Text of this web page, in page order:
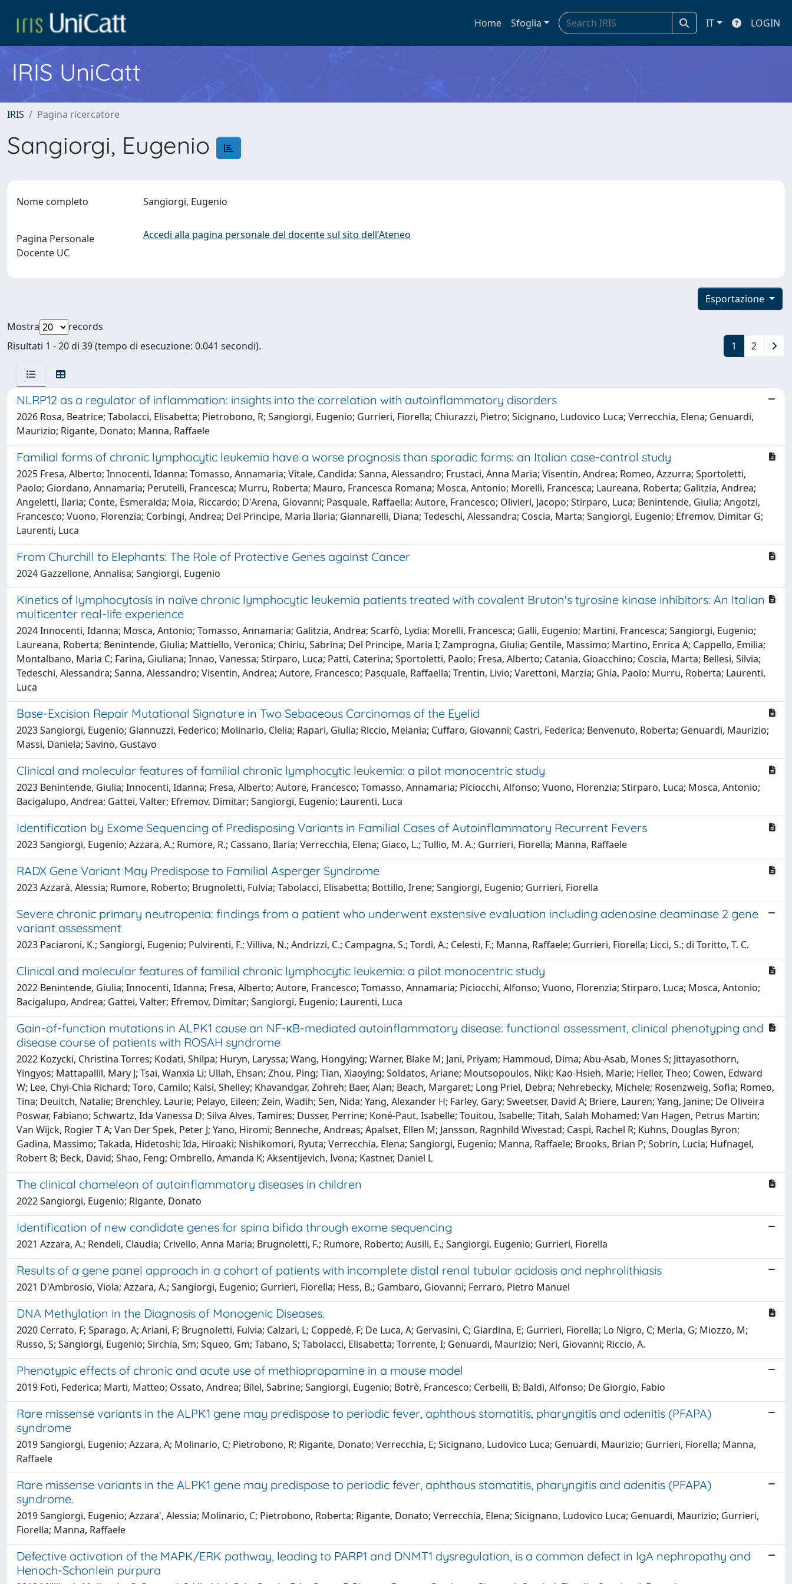
Home Sfoglia IT LOGIN
IRIS UniCatt
IRIS Pagina ricercatore
Sangiorgi, Eugenio
Nome completo Sangiorgi, Eugenio
Pagina Personale
Docente UC
Accedi alla pagina personale del docente sul sito dell'Ateneo
Esportazione
Mostra
records
Risultati 1 - 20 di 39 (tempo di esecuzione: 0.041 secondi).
1 2
NLRP12 as a regulator of inflammation: insights into the correlation with autoinflammatory disorders
2026 Rosa, Beatrice; Tabolacci, Elisabetta; Pietrobono, R; Sangiorgi, Eugenio; Gurrieri, Fiorella; Chiurazzi, Pietro; Sicignano, Ludovico Luca; Verrecchia, Elena; Genuardi,
Maurizio; Rigante, Donato; Manna, Raffaele
Familial forms of chronic lymphocytic leukemia have a worse prognosis than sporadic forms: an Italian case-control study
2025 Fresa, Alberto; Innocenti, Idanna; Tomasso, Annamaria; Vitale, Candida; Sanna, Alessandro; Frustaci, Anna Maria; Visentin, Andrea; Romeo, Azzurra; Sportoletti,
Paolo; Giordano, Annamaria; Perutelli, Francesca; Murru, Roberta; Mauro, Francesca Romana; Mosca, Antonio; Morelli, Francesca; Laureana, Roberta; Galitzia, Andrea;
Angeletti, Ilaria; Conte, Esmeralda; Moia, Riccardo; D'Arena, Giovanni; Pasquale, Raffaella; Autore, Francesco; Olivieri, Jacopo; Stirparo, Luca; Benintende, Giulia; Angotzi,
Francesco; Vuono, Florenzia; Corbingi, Andrea; Del Principe, Maria Ilaria; Giannarelli, Diana; Tedeschi, Alessandra; Coscia, Marta; Sangiorgi, Eugenio; Efremov, Dimitar G;
Laurenti, Luca
From Churchill to Elephants: The Role of Protective Genes against Cancer
2024 Gazzellone, Annalisa; Sangiorgi, Eugenio
Kinetics of lymphocytosis in naïve chronic lymphocytic leukemia patients treated with covalent Bruton's tyrosine kinase inhibitors: An Italian
multicenter real-life experience
2024 Innocenti, Idanna; Mosca, Antonio; Tomasso, Annamaria; Galitzia, Andrea; Scarfò, Lydia; Morelli, Francesca; Galli, Eugenio; Martini, Francesca; Sangiorgi, Eugenio;
Laureana, Roberta; Benintende, Giulia; Mattiello, Veronica; Chiriu, Sabrina; Del Principe, Maria I; Zamprogna, Giulia; Gentile, Massimo; Martino, Enrica A; Cappello, Emilia;
Montalbano, Maria C; Farina, Giuliana; Innao, Vanessa; Stirparo, Luca; Patti, Caterina; Sportoletti, Paolo; Fresa, Alberto; Catania, Gioacchino; Coscia, Marta; Bellesi, Silvia;
Tedeschi, Alessandra; Sanna, Alessandro; Visentin, Andrea; Autore, Francesco; Pasquale, Raffaella; Trentin, Livio; Varettoni, Marzia; Ghia, Paolo; Murru, Roberta; Laurenti,
Luca
Base-Excision Repair Mutational Signature in Two Sebaceous Carcinomas of the Eyelid
2023 Sangiorgi, Eugenio; Giannuzzi, Federico; Molinario, Clelia; Rapari, Giulia; Riccio, Melania; Cuffaro, Giovanni; Castri, Federica; Benvenuto, Roberta; Genuardi, Maurizio;
Massi, Daniela; Savino, Gustavo
Clinical and molecular features of familial chronic lymphocytic leukemia: a pilot monocentric study
2023 Benintende, Giulia; Innocenti, Idanna; Fresa, Alberto; Autore, Francesco; Tomasso, Annamaria; Piciocchi, Alfonso; Vuono, Florenzia; Stirparo, Luca; Mosca, Antonio;
Bacigalupo, Andrea; Gattei, Valter; Efremov, Dimitar; Sangiorgi, Eugenio; Laurenti, Luca
Identification by Exome Sequencing of Predisposing Variants in Familial Cases of Autoinflammatory Recurrent Fevers
2023 Sangiorgi, Eugenio; Azzara, A.; Rumore, R.; Cassano, Ilaria; Verrecchia, Elena; Giaco, L.; Tullio, M. A.; Gurrieri, Fiorella; Manna, Raffaele
RADX Gene Variant May Predispose to Familial Asperger Syndrome
2023 Azzarà, Alessia; Rumore, Roberto; Brugnoletti, Fulvia; Tabolacci, Elisabetta; Bottillo, Irene; Sangiorgi, Eugenio; Gurrieri, Fiorella
Severe chronic primary neutropenia: findings from a patient who underwent exstensive evaluation including adenosine deaminase 2 gene
variant assessment
2023 Paciaroni, K.; Sangiorgi, Eugenio; Pulvirenti, F.; Villiva, N.; Andrizzi, C.; Campagna, S.; Tordi, A.; Celesti, F.; Manna, Raffaele; Gurrieri, Fiorella; Licci, S.; di Toritto, T. C.
Clinical and molecular features of familial chronic lymphocytic leukemia: a pilot monocentric study
2022 Benintende, Giulia; Innocenti, Idanna; Fresa, Alberto; Autore, Francesco; Tomasso, Annamaria; Piciocchi, Alfonso; Vuono, Florenzia; Stirparo, Luca; Mosca, Antonio;
Bacigalupo, Andrea; Gattei, Valter; Efremov, Dimitar; Sangiorgi, Eugenio; Laurenti, Luca
Gain-of-function mutations in ALPK1 cause an NF-κB-mediated autoinflammatory disease: functional assessment, clinical phenotyping and
disease course of patients with ROSAH syndrome
2022 Kozycki, Christina Torres; Kodati, Shilpa; Huryn, Laryssa; Wang, Hongying; Warner, Blake M; Jani, Priyam; Hammoud, Dima; Abu-Asab, Mones S; Jittayasothorn,
Yingyos; Mattapallil, Mary J; Tsai, Wanxia Li; Ullah, Ehsan; Zhou, Ping; Tian, Xiaoying; Soldatos, Ariane; Moutsopoulos, Niki; Kao-Hsieh, Marie; Heller, Theo; Cowen, Edward
W; Lee, Chyi-Chia Richard; Toro, Camilo; Kalsi, Shelley; Khavandgar, Zohreh; Baer, Alan; Beach, Margaret; Long Priel, Debra; Nehrebecky, Michele; Rosenzweig, Sofia; Romeo,
Tina; Deuitch, Natalie; Brenchley, Laurie; Pelayo, Eileen; Zein, Wadih; Sen, Nida; Yang, Alexander H; Farley, Gary; Sweetser, David A; Briere, Lauren; Yang, Janine; De Oliveira
Poswar, Fabiano; Schwartz, Ida Vanessa D; Silva Alves, Tamires; Dusser, Perrine; Koné-Paut, Isabelle; Touitou, Isabelle; Titah, Salah Mohamed; Van Hagen, Petrus Martin;
Van Wijck, Rogier T A; Van Der Spek, Peter J; Yano, Hiromi; Benneche, Andreas; Apalset, Ellen M; Jansson, Ragnhild Wivestad; Caspi, Rachel R; Kuhns, Douglas Byron;
Gadina, Massimo; Takada, Hidetoshi; Ida, Hiroaki; Nishikomori, Ryuta; Verrecchia, Elena; Sangiorgi, Eugenio; Manna, Raffaele; Brooks, Brian P; Sobrin, Lucia; Hufnagel,
Robert B; Beck, David; Shao, Feng; Ombrello, Amanda K; Aksentijevich, Ivona; Kastner, Daniel L
The clinical chameleon of autoinflammatory diseases in children
2022 Sangiorgi, Eugenio; Rigante, Donato
Identification of new candidate genes for spina bifida through exome sequencing
2021 Azzara, A.; Rendeli, Claudia; Crivello, Anna Maria; Brugnoletti, F.; Rumore, Roberto; Ausili, E.; Sangiorgi, Eugenio; Gurrieri, Fiorella
Results of a gene panel approach in a cohort of patients with incomplete distal renal tubular acidosis and nephrolithiasis
2021 D'Ambrosio, Viola; Azzara, A.; Sangiorgi, Eugenio; Gurrieri, Fiorella; Hess, B.; Gambaro, Giovanni; Ferraro, Pietro Manuel
DNA Methylation in the Diagnosis of Monogenic Diseases.
2020 Cerrato, F; Sparago, A; Ariani, F; Brugnoletti, Fulvia; Calzari, L; Coppedè, F; De Luca, A; Gervasini, C; Giardina, E; Gurrieri, Fiorella; Lo Nigro, C; Merla, G; Miozzo, M;
Russo, S; Sangiorgi, Eugenio; Sirchia, Sm; Squeo, Gm; Tabano, S; Tabolacci, Elisabetta; Torrente, I; Genuardi, Maurizio; Neri, Giovanni; Riccio, A.
Phenotypic effects of chronic and acute use of methiopropamine in a mouse model
2019 Foti, Federica; Marti, Matteo; Ossato, Andrea; Bilel, Sabrine; Sangiorgi, Eugenio; Botrè, Francesco; Cerbelli, B; Baldi, Alfonso; De Giorgio, Fabio
Rare missense variants in the ALPK1 gene may predispose to periodic fever, aphthous stomatitis, pharyngitis and adenitis (PFAPA)
syndrome
2019 Sangiorgi, Eugenio; Azzara, A; Molinario, C; Pietrobono, R; Rigante, Donato; Verrecchia, E; Sicignano, Ludovico Luca; Genuardi, Maurizio; Gurrieri, Fiorella; Manna,
Raffaele
Rare missense variants in the ALPK1 gene may predispose to periodic fever, aphthous stomatitis, pharyngitis and adenitis (PFAPA)
syndrome.
2019 Sangiorgi, Eugenio; Azzara', Alessia; Molinario, C; Pietrobono, Roberta; Rigante, Donato; Verrecchia, Elena; Sicignano, Ludovico Luca; Genuardi, Maurizio; Gurrieri,
Fiorella; Manna, Raffaele
Defective activation of the MAPK/ERK pathway, leading to PARP1 and DNMT1 dysregulation, is a common defect in IgA nephropathy and
Henoch-Schonlein purpura